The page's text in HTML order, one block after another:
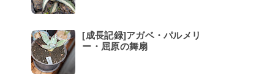
[成長記録]アガベ・パルメリ
ー・屈原の舞扇